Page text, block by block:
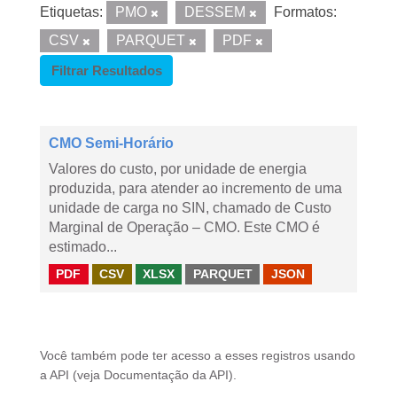
Etiquetas: PMO DESSEM
Formatos:
CSV
PARQUET
PDF
Filtrar Resultados
CMO Semi-Horário
Valores do custo, por unidade de energia
produzida, para atender ao incremento de uma
unidade de carga no SIN, chamado de Custo
Marginal de Operação – CMO. Este CMO é
estimado...
PDF CSV XLSX PARQUET JSON
Você também pode ter acesso a esses registros usando
a API (veja Documentação da API ).